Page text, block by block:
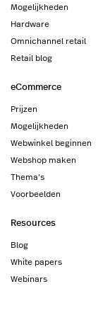
Mogelijkheden
Hardware
Omnichannel retail
Retail blog
eCommerce
Prijzen
Mogelijkheden
Webwinkel beginnen
Webshop maken
Thema's
Voorbeelden
Resources
Blog
White papers
Webinars